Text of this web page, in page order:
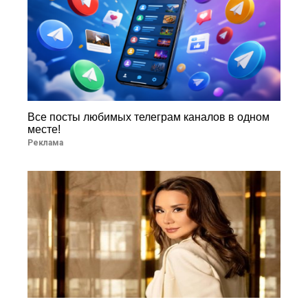
Все посты любимых телеграм каналов в одном
месте!
Реклама